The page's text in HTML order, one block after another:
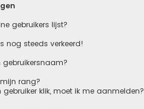
gebruikers lijst?
nog steeds verkeerd!
rang?
klik, moet ik me aanmelden?